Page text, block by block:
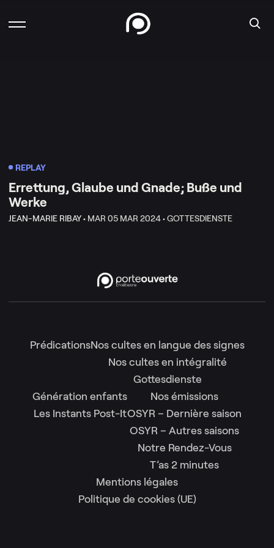
REPLAY
Errettung, Glaube und Gnade; Buße und
Werke
JEAN-MARIE RIBAY • MAR 05 MAR 2024 •GOTTESDIENSTE
PrédicationsNos cultes en langue des signes
Nos cultes en intégralité
Gottesdienste
Génération enfants
Les Instants Post-It
Nos émissions
OSYR – Dernière saison
OSYR – Autres saisons
Notre Rendez-Vous
T’as 2 minutes
Mentions légales
Politique de cookies (UE)